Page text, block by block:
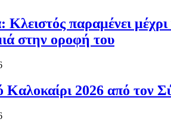
παραμένει
στην οροφή του
Καλοκαίρι 2026 από